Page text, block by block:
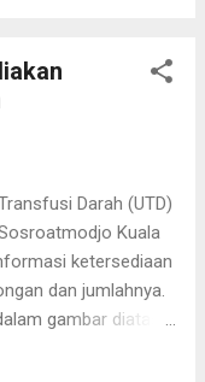
Darah (UTD)
Kuala
ketersediaan
dan jumlahnya.
gambar diatas,